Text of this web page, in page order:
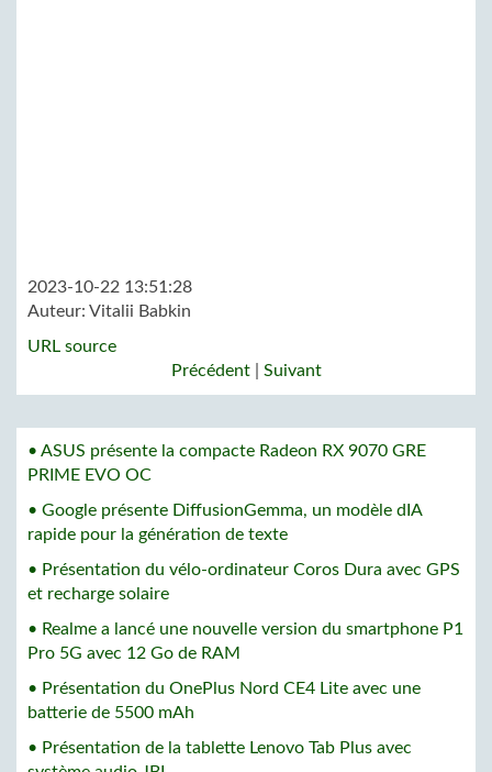
2023-10-22 13:51:28
Auteur: Vitalii Babkin
URL source
Précédent| Suivant
• ASUS présente la compacte Radeon RX 9070 GRE
PRIME EVO OC
• Google présente DiffusionGemma, un modèle dIA
rapide pour la génération de texte
• Présentation du vélo-ordinateur Coros Dura avec GPS
et recharge solaire
• Realme a lancé une nouvelle version du smartphone P1
Pro 5G avec 12 Go de RAM
• Présentation du OnePlus Nord CE4 Lite avec une
batterie de 5500 mAh
• Présentation de la tablette Lenovo Tab Plus avec